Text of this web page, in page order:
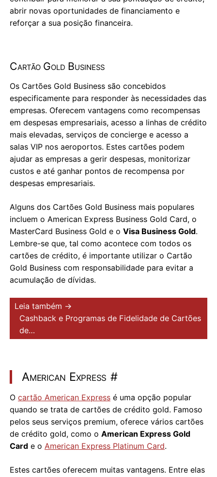
abrir novas oportunidades de financiamento e
reforçar a sua posição financeira.
Cartão Gold Business
Os Cartões Gold Business são concebidos
especificamente para responder às necessidades das
empresas. Oferecem vantagens como recompensas
em despesas empresariais, acesso a linhas de crédito
mais elevadas, serviços de concierge e acesso a
salas VIP nos aeroportos. Estes cartões podem
ajudar as empresas a gerir despesas, monitorizar
custos e até ganhar pontos de recompensa por
despesas empresariais.
Alguns dos Cartões Gold Business mais populares
incluem o American Express Business Gold Card, o
MasterCard Business Gold e o Visa Business Gold.
Lembre-se que, tal como acontece com todos os
cartões de crédito, é importante utilizar o Cartão
Gold Business com responsabilidade para evitar a
acumulação de dívidas.
Leia também →
Cashback e Programas de Fidelidade de Cartões
de…
American Express #
O cartão American Express é uma opção popular
quando se trata de cartões de crédito gold. Famoso
pelos seus serviços premium, oferece vários cartões
de crédito gold, como o American Express Gold
Card e o American Express Platinum Card.
Estes cartões oferecem muitas vantagens. Entre elas